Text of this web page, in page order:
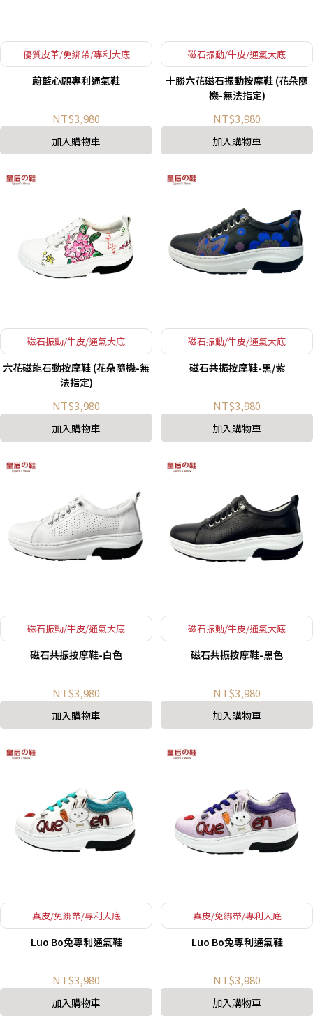
優質皮革/免綁帶/專利大底
蔚藍心願專利通氣鞋
NT$3,980
加入購物車
磁石振動/牛皮/通氣大底
十勝六花磁石振動按摩鞋 (花朵隨
機-無法指定)
NT$3,980
加入購物車
磁石振動/牛皮/通氣大底
六花磁能石動按摩鞋 (花朵隨機-無
法指定)
NT$3,980
加入購物車
磁石振動/牛皮/通氣大底
磁石共振按摩鞋-黑/紫
NT$3,980
加入購物車
磁石振動/牛皮/通氣大底
磁石共振按摩鞋-白色
NT$3,980
加入購物車
磁石振動/牛皮/通氣大底
磁石共振按摩鞋-黑色
NT$3,980
加入購物車
真皮/免綁帶/專利大底
Luo Bo兔專利通氣鞋
NT$3,980
加入購物車
真皮/免綁帶/專利大底
Luo Bo兔專利通氣鞋
NT$3,980
加入購物車